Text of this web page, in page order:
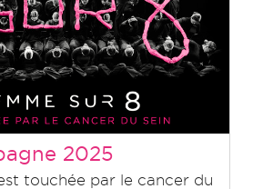
2025
touchée par le cancer du